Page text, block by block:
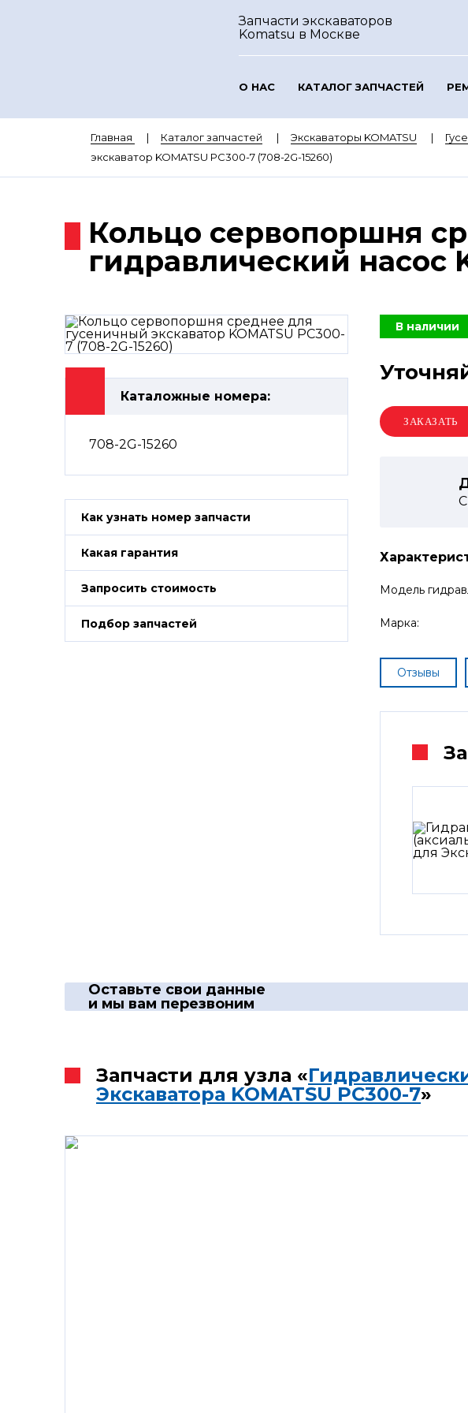
Запчасти экскаваторов
Komatsu в Москве
О НАС КАТАЛОГ ЗАПЧАСТЕЙ
Главная Каталог запчастей Экскаваторы KOMATSU
экскаватор KOMATSU PC300-7 (708-2G-15260)
Кольцо сервопоршня
гидравлический насос
Каталожные номера:
708-2G-15260
Как узнать номер запчасти
Какая гарантия
Запросить стоимость
Подбор запчастей
В наличии
Модель
Марка:
Отзывы
Оставьте свои данные
и мы вам перезвоним
Запчасти для узла «
Экскаватора KOMATSU PC300-7»